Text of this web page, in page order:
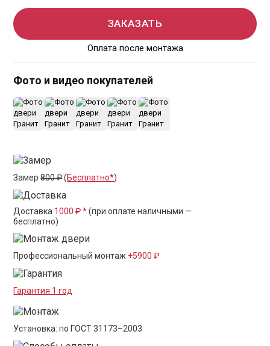
ЗАКАЗАТЬ
Оплата после монтажа
Фото и видео покупателей
Замер800 ₽(Бесплатно*)
Доставка 1000 ₽ *(при оплате наличными —
бесплатно)
Профессиональный монтаж +5900 ₽
Гарантия 1 год
Установка: по ГОСТ 31173–2003